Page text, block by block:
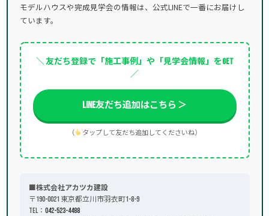
モデルハウスや完成見学会の情報は、公式LINEで一番にお届けし
ています。
＼ 友だち登録で「施工事例」や「見学会情報」をGET
／
LINE友だち追加はこちら ＞
（ タップして友だち追加してくださいね）
■株式会社アカツカ建設
〒190-0021 東京都立川市羽衣町1-8-9
TEL： 042-523-4488